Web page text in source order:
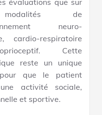
de
neuro-
cardio-respiratoire
Cette
reste un unique
que le patient
activité sociale,
et sportive.